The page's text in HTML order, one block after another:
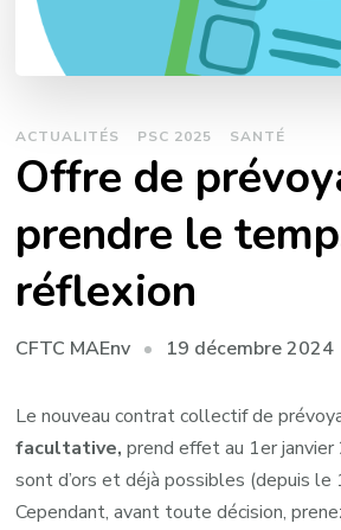
ACTUALITÉS PSC 2025 SANTÉ
Offre de
prendre le
réflexion
CFTC MAEnv 19 décembre 2024
Le nouveau contrat collectif de
facultative,prend effet au 1er
sont d’ors et déjà possibles (depuis le
Cependant, avant toute décision,